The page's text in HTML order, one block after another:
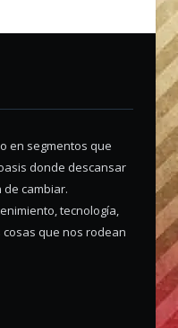
en segmentos que
donde descansar
cambiar.
tecnología,
que nos rodean